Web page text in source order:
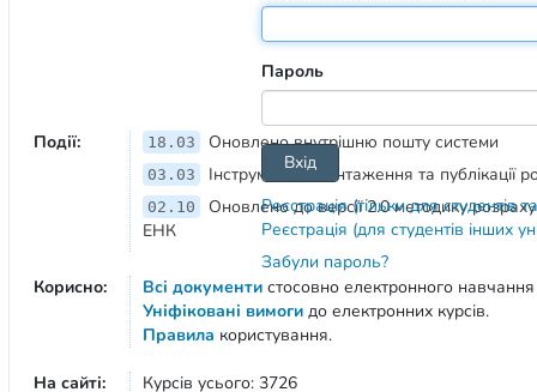
Пароль
Реєстрація (тільки для студентів
Реєстрація (для студентів інших
Забули пароль?
Події: 18.03 Оновлено внутрішню пошту системи
03.03 Інструмент завантаження та публікації
02.10
Оновлено до версії 2.0 методику
ЕНК
Корисно: Всі документи стосовно електронного
Уніфіковані вимоги до електронних курсів.
Правила користування.
На сайті:
Курсів усього: 3726